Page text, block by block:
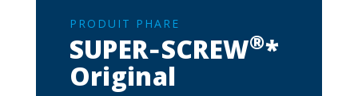
SOUS-TITRE
PRODUIT PHARE
SUPER‑SCREW®*
Original